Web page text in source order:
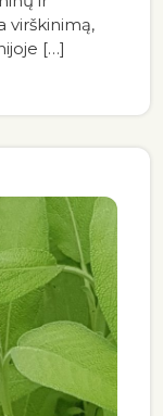
virškinimą,
[…]